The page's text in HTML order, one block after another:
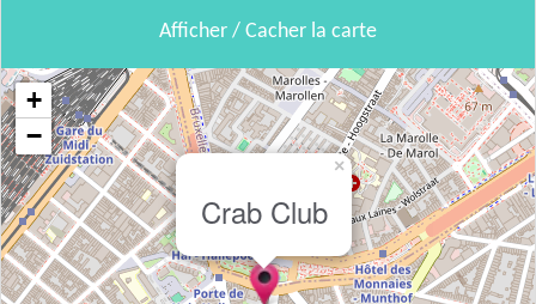
Afficher / Cacher la carte
Crab Club
×
+
−